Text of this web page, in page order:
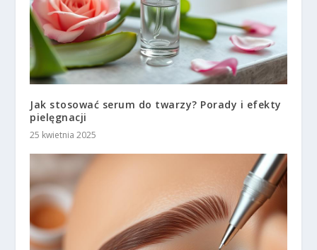
Jak stosować serum do twarzy? Porady i efekty
pielęgnacji
25 kwietnia 2025